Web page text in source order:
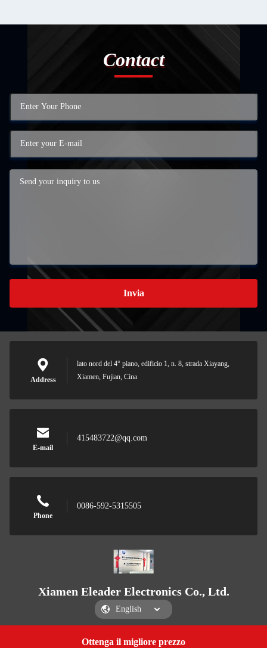
Ottenga il migliore prezzo
Contact
Invia
Address
lato nord del 4° piano, edificio 1, n. 8, strada Xiayang,
Xiamen, Fujian, Cina
E-mail
415483722@qq.com
Phone
0086-592-5315505
Xiamen Eleader Electronics Co., Ltd.
Xiamen Eleader Electronics Co., Ltd.
Get a Quote